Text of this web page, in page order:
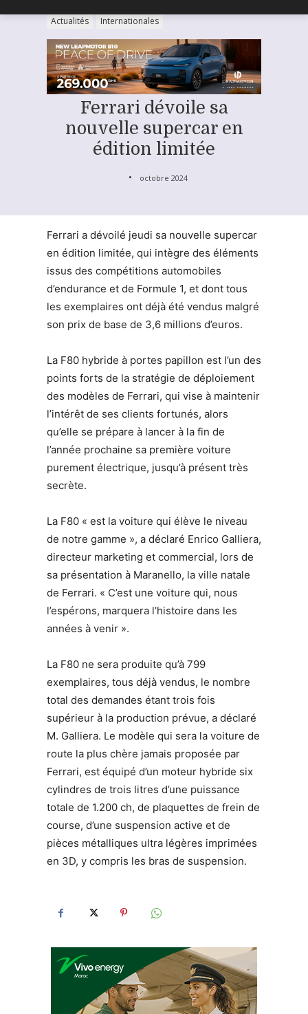
Actualités Internationales
Ferrari dévoile sa
nouvelle supercar en
édition limitée
octobre 2024
Ferrari a dévoilé jeudi sa nouvelle supercar
en édition limitée, qui intègre des éléments
issus des compétitions automobiles
d’endurance et de Formule 1, et dont tous
les exemplaires ont déjà été vendus malgré
son prix de base de 3,6 millions d’euros.
La F80 hybride à portes papillon est l’un des
points forts de la stratégie de déploiement
des modèles de Ferrari, qui vise à maintenir
l’intérêt de ses clients fortunés, alors
qu’elle se prépare à lancer à la fin de
l’année prochaine sa première voiture
purement électrique, jusqu’à présent très
secrète.
La F80 « est la voiture qui élève le niveau
de notre gamme », a déclaré Enrico Galliera,
directeur marketing et commercial, lors de
sa présentation à Maranello, la ville natale
de Ferrari. « C’est une voiture qui, nous
l’espérons, marquera l’histoire dans les
années à venir ».
La F80 ne sera produite qu’à 799
exemplaires, tous déjà vendus, le nombre
total des demandes étant trois fois
supérieur à la production prévue, a déclaré
M. Galliera. Le modèle qui sera la voiture de
route la plus chère jamais proposée par
Ferrari, est équipé d’un moteur hybride six
cylindres de trois litres d’une puissance
totale de 1.200 ch, de plaquettes de frein de
course, d’une suspension active et de
pièces métalliques ultra légères imprimées
en 3D, y compris les bras de suspension.